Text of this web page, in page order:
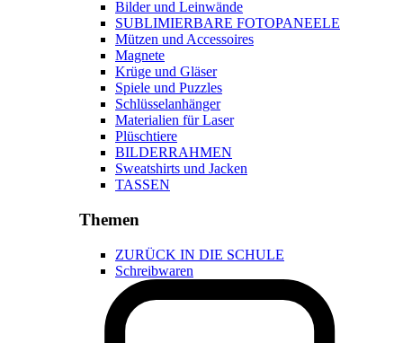
Bilder und Leinwände
SUBLIMIERBARE FOTOPANEELE
Mützen und Accessoires
Magnete
Krüge und Gläser
Spiele und Puzzles
Schlüsselanhänger
Materialien für Laser
Plüschtiere
BILDERRAHMEN
Sweatshirts und Jacken
TASSEN
Themen
ZURÜCK IN DIE SCHULE
Schreibwaren